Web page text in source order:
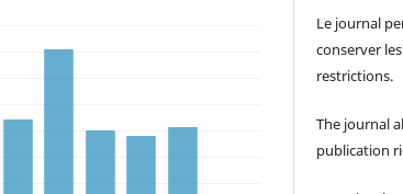
Le journal
conserver
restrictions.
The journal
publication